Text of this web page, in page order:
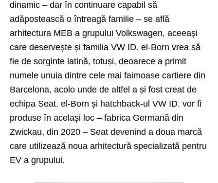
dinamic – dar în continuare capabil să
adăpostească o întreagă familie – se află
arhitectura MEB a grupului Volkswagen, aceeași
care deservește și familia VW ID. el-Born vrea să
fie de sorginte latină, totuși, deoarece a primit
numele unuia dintre cele mai faimoase cartiere din
Barcelona, acolo unde de altfel a și fost creat de
echipa Seat. el-Born și hatchback-ul VW ID. vor fi
produse în același loc – fabrica Germană din
Zwickau, din 2020 – Seat devenind a doua marcă
care utilizează noua arhitectură specializată pentru
EV a grupului.